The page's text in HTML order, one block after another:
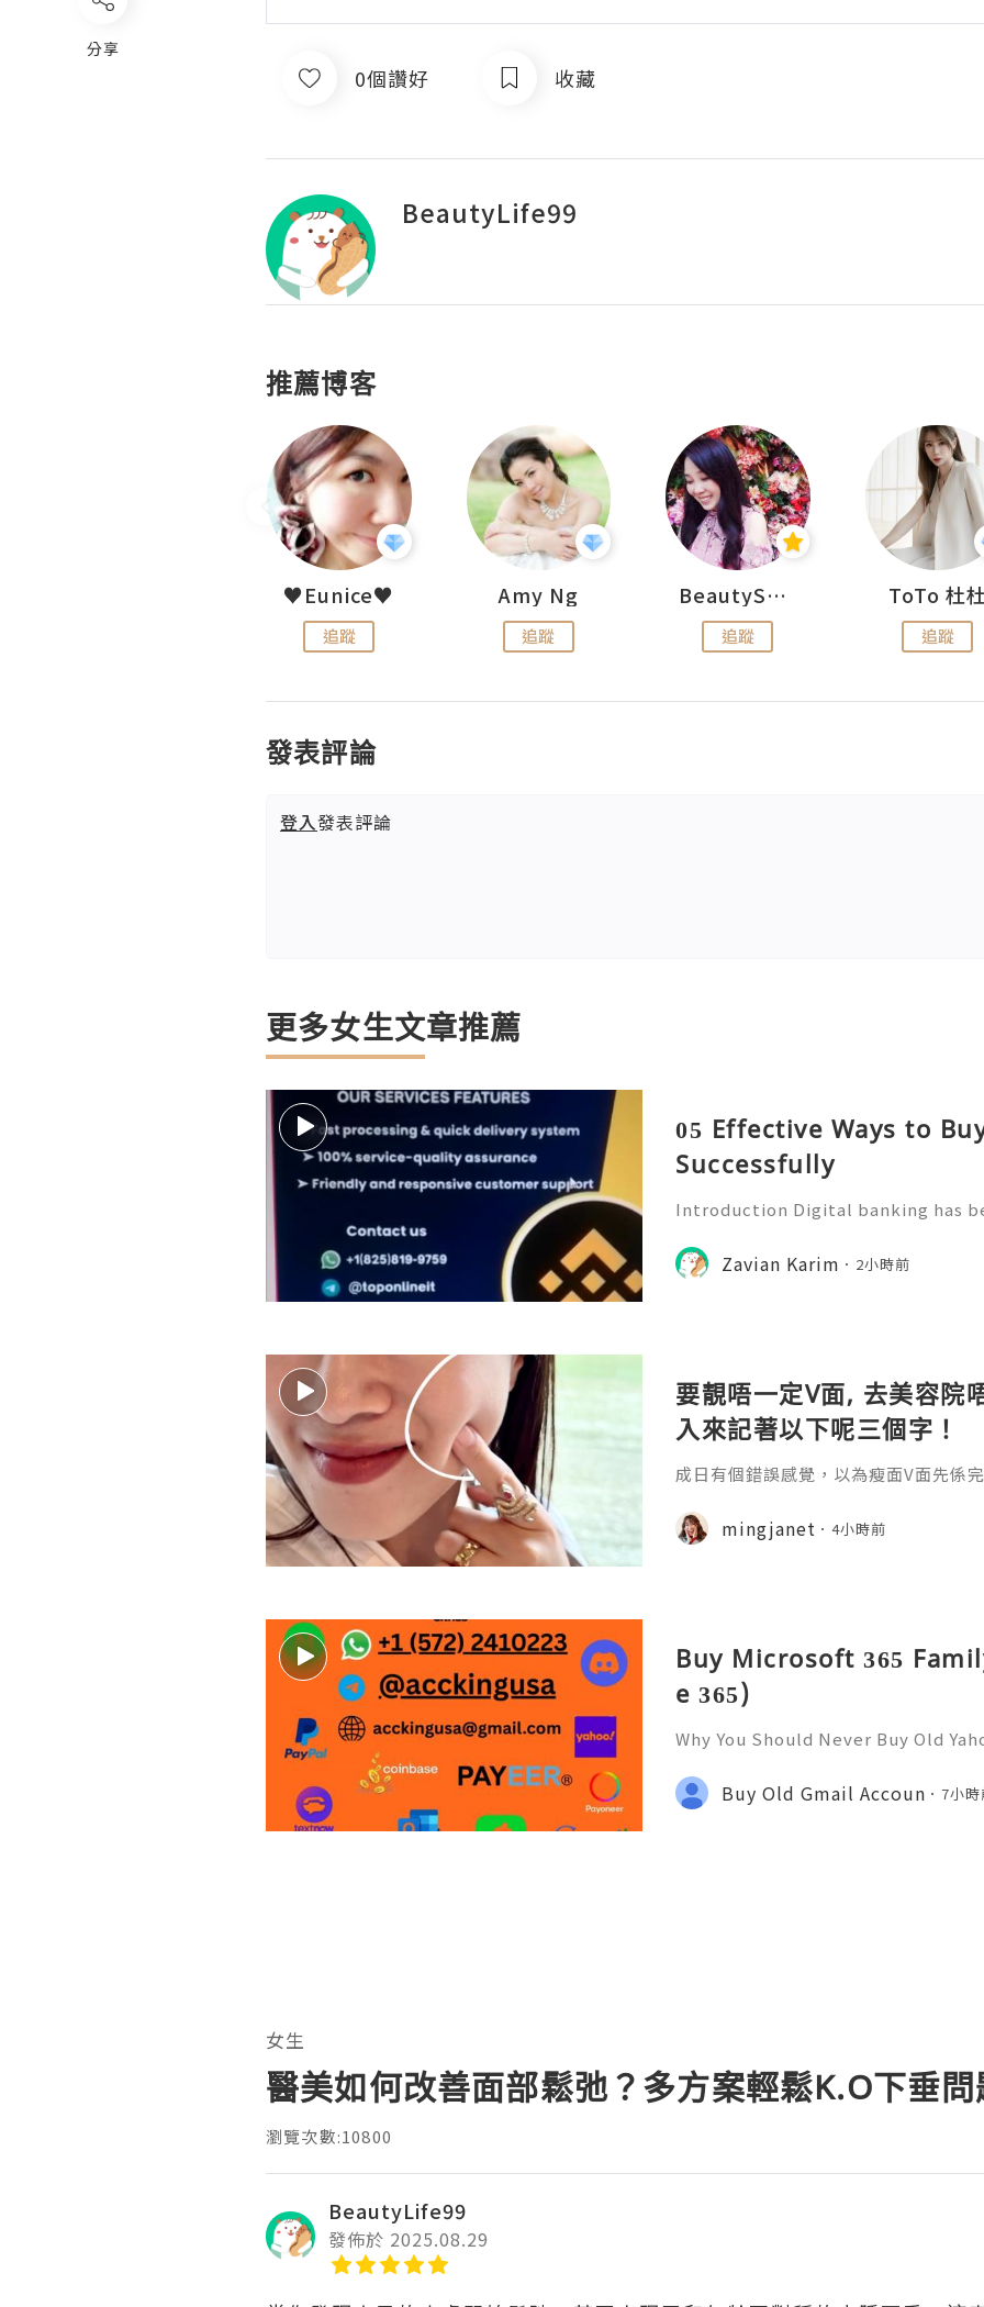
分享
0個讚好 收藏
BeautyLife99
推薦博客
♥Eunice♥
追蹤
Amy Ng
追蹤
BeautySearch
追蹤
ToTo 杜
追蹤
發表評論
登入發表評論
更多女生文章推薦
05 Effective Ways to
Successfully
Introduction Digital banking has
banking platforms, people can
tor transactions, and manage
Zavian Karim 2小時前
要靚唔一定V面, 去美容院
入來記著以下呢三個字！
成日有個錯誤感覺，以為瘦面V面先係
療程係=做Duo Tite + Oligio 呢2部機
mingjanet 4小時前
Buy Microsoft 365
e 365)
Why You Should Never Buy Old
onal communication, business
ccount recovery. Because of
Buy Old Gmail Accoun 7小
女生
醫美如何改善面部鬆弛？多方案輕鬆K.O下垂
瀏覽次數:10800
BeautyLife99
發佈於 2025.08.29